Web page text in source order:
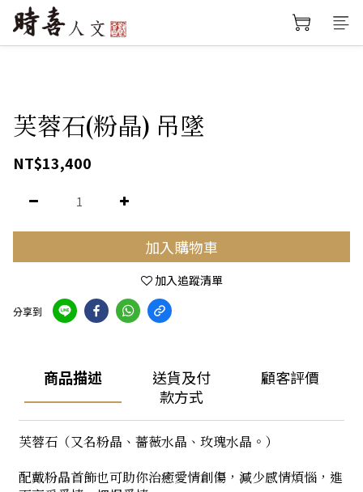
芙蓉石(粉晶) 吊墜
NT$13,400
加入購物車
加入追蹤清單
分享到
商品描述
送貨及付
款方式
顧客評價
芙蓉石 （又名粉晶、薔薇水晶、玫瑰水晶。）
配戴粉晶首飾也可助你治癒愛情創傷，減少感情煩惱，進